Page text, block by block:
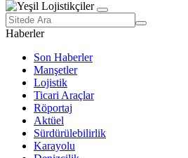
Haberler
Son Haberler
Manşetler
Lojistik
Ticari Araçlar
Röportaj
Aktüel
Sürdürülebilirlik
Karayolu